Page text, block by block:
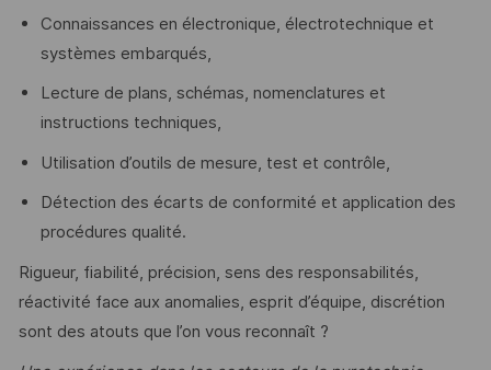
Connaissances en électronique, électrotechnique et
systèmes embarqués,
Lecture de plans, schémas, nomenclatures et
instructions techniques,
Utilisation d’outils de mesure, test et contrôle,
Détection des écarts de conformité et application des
procédures qualité.
Rigueur, fiabilité, précision, sens des responsabilités,
réactivité face aux anomalies, esprit d’équipe, discrétion
sont des atouts que l’on vous reconnaît ?